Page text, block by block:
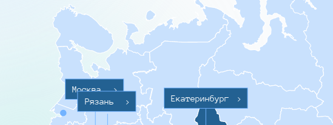
Москва >
Екатеринбург >
Рязань >